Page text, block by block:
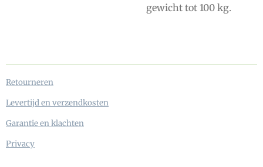
gewicht tot 100 kg.
Retourneren
Levertijd en verzendkosten
Garantie en klachten
Privacy